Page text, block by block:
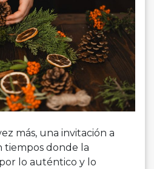
más, una invitación a
tiempos donde la
lo auténtico y lo